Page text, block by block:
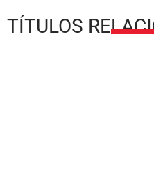
TÍTULOS